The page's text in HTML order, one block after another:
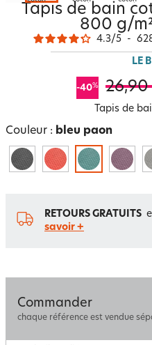
Tapis de bain
800 g/
4.3/5 -
LE
-40% 26,90
Tapis de
Couleur : bleu paon
RETOURS GRATUITS
savoir +
Commander
chaque référence est vendue